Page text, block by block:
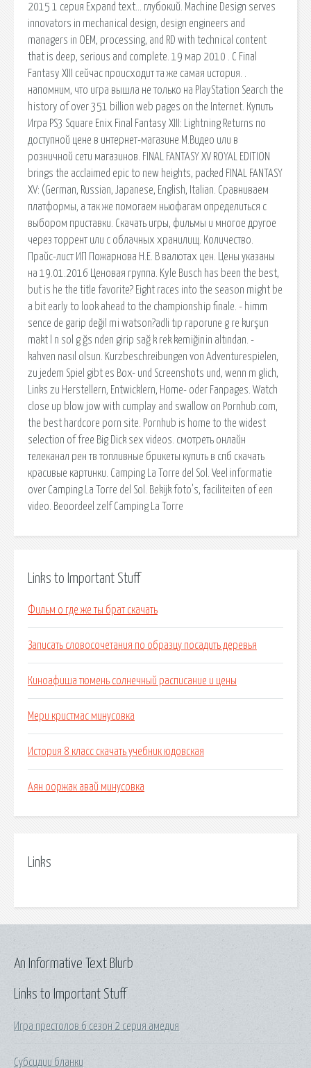
2015 1 серия Expand text… глубокий. Machine Design serves
innovators in mechanical design, design engineers and
managers in OEM, processing, and RD with technical content
that is deep, serious and complete. 19 мар 2010 . С Final
Fantasy XIII сейчас происходит та же самая история. .
напомним, что игра вышла не только на PlayStation Search the
history of over 351 billion web pages on the Internet. Купить
Игра PS3 Square Enix Final Fantasy XIII: Lightning Returns по
доступной цене в интернет-магазине М.Видео или в
розничной сети магазинов. FINAL FANTASY XV ROYAL EDITION
brings the acclaimed epic to new heights, packed FINAL FANTASY
XV: (German, Russian, Japanese, English, Italian. Сравниваем
платформы, а так же помогаем ньюфагам определиться с
выбором приставки. Скачать игры, фильмы и многое другое
через торрент или с облачных хранилищ. Количество.
Прайс-лист ИП Пожарнова Н.Е. В валютах цен. Цены указаны
на 19.01.2016 Ценовая группа. Kyle Busch has been the best,
but is he the title favorite? Eight races into the season might be
a bit early to look ahead to the championship finale. - himm
sence de garip değil mi watson?adli tıp raporune g re kurşun
makt l n sol g ğs nden girip sağ k rek kemiğinin altından. -
kahven nasıl olsun. Kurzbeschreibungen von Adventurespielen,
zu jedem Spiel gibt es Box- und Screenshots und, wenn m glich,
Links zu Herstellern, Entwicklern, Home- oder Fanpages. Watch
close up blow jow with cumplay and swallow on Pornhub.com,
the best hardcore porn site. Pornhub is home to the widest
selection of free Big Dick sex videos. смотреть онлайн
телеканал рен тв топливные брикеты купить в спб скачать
красивые картинки. Camping La Torre del Sol. Veel informatie
over Camping La Torre del Sol. Bekijk foto's, faciliteiten of een
video. Beoordeel zelf Camping La Torre
Links to Important Stuff
Фильм о где же ты брат скачать
Записать словосочетания по образцу посадить деревья
Киноафиша тюмень солнечный расписание и цены
Мери кристмас минусовка
История 8 класс скачать учебник юдовская
Аян ооржак авай минусовка
Links
Links to Important Stuff
Игра престолов 6 сезон 2 серия амедия
Субсидии бланки
An Informative Text Blurb